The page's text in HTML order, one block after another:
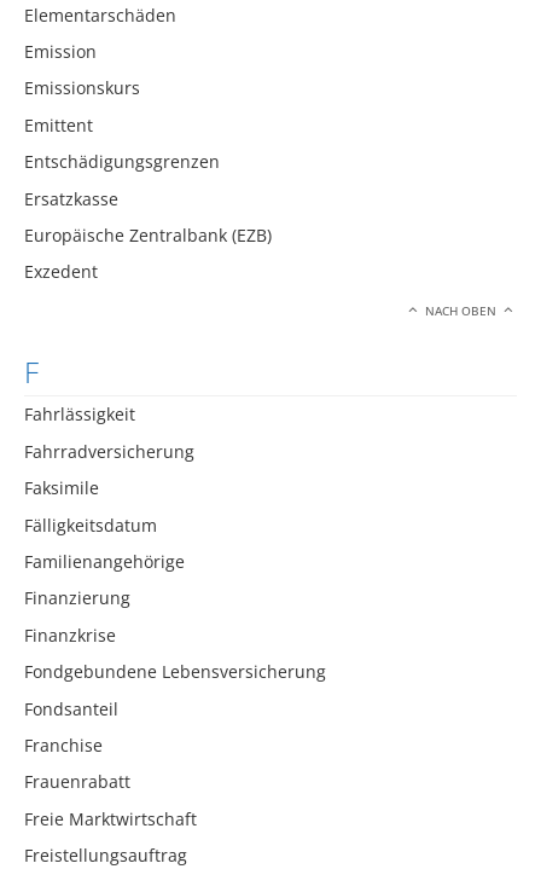
Elementarschäden
Emission
Emissionskurs
Emittent
Entschädigungsgrenzen
Ersatzkasse
Europäische Zentralbank (EZB)
Exzedent
NACH OBEN
F
Fahrlässigkeit
Fahrradversicherung
Faksimile
Fälligkeitsdatum
Familienangehörige
Finanzierung
Finanzkrise
Fondgebundene Lebensversicherung
Fondsanteil
Franchise
Frauenrabatt
Freie Marktwirtschaft
Freistellungsauftrag